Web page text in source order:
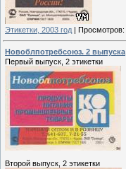
Этикетки, 2003 год| Просмотров:
Новоблпотребсоюз. 2 выпуска
Первый выпуск, 2 этикетки
Второй выпуск, 2 этикетки